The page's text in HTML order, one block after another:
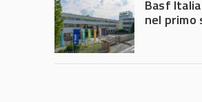
Basf
nel primo